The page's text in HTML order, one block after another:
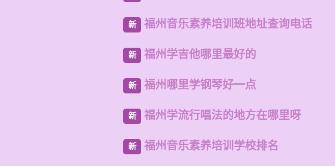
新 福州音乐素养培训班地址查询电话
新 福州学吉他哪里最好的
新 福州哪里学钢琴好一点
新 福州学流行唱法的地方在哪里呀
新 福州音乐素养培训学校排名